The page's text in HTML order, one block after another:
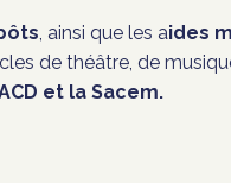
, ainsi que les aides
de théâtre, de
et la Sacem.